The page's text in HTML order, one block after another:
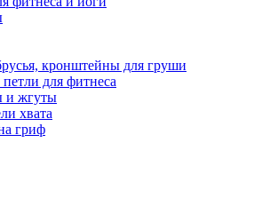
кронштейны для груши
для фитнеса
и жгуты
хвата
гриф